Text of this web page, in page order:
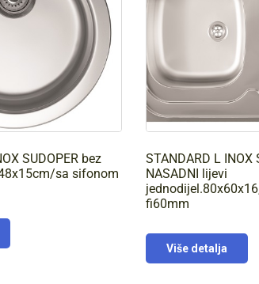
SUDOPER bez
sa sifonom
STANDARD L INOX
NASADNI lijevi
fi60mm
Više detalja